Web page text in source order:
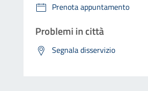
Prenota appuntamento
Problemi in città
Segnala disservizio